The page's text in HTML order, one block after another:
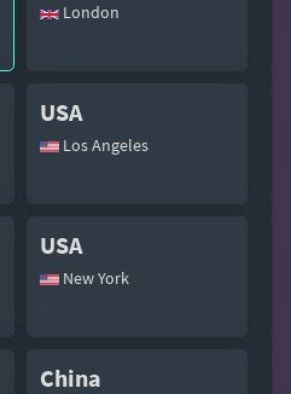
London
USA
Los Angeles
USA
New York
China